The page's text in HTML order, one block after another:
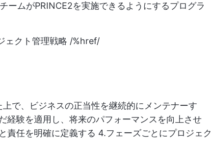
ームがPRINCE2を実施できるようにするプログラ
ェクト管理戦略 /%href/
で、ビジネスの正当性を継続的にメンテナーす
経験を適用し、将来のパフォーマンスを向上させ
責任を明確に定義する 4.フェーズごとにプロジェク